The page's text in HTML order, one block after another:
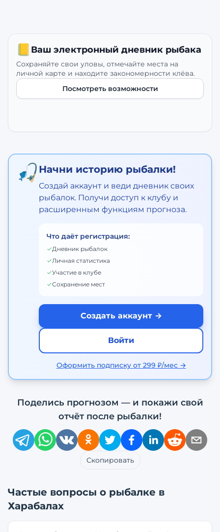
📒 Ваш электронный дневник рыбака
Сохраняйте свои уловы, отмечайте места на
личной карте и находите закономерности клёва.
Посмотреть возможности
🎣 Начни историю рыбалки!
Создай аккаунт и веди дневник своих
рыбалок. Получи доступ к клубу и
расширенным функциям прогноза.
Что даёт регистрация:
✓Дневник рыбалок
✓Личная статистика
✓Участие в клубе
✓Сохранение мест
Создать аккаунт →
Войти
Оформить подписку от 299 ₽/мес →
Поделись прогнозом — и покажи свой
отчёт после рыбалки!
Скопировать
Частые вопросы о рыбалке в
Харабалах